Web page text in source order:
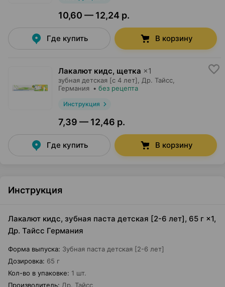
10,60 — 12,24 р.
Где купить В корзину
Лакалют кидс, щетка ×1
зубная детская [с 4 лет], Др. Тайсс
Германия • без рецепта
Инструкция
7,39 — 12,46 р.
Где купить В корзину
Инструкция
Лакалют кидс, зубная паста детская [2-6 лет], 65 г ×1,
Др. Тайсс Германия
Форма выпуска: Зубная паста детская [2-6 лет]
Дозировка: 65 г
Кол-во в упаковке: 1 шт.
Производитель: Др. Тайсс